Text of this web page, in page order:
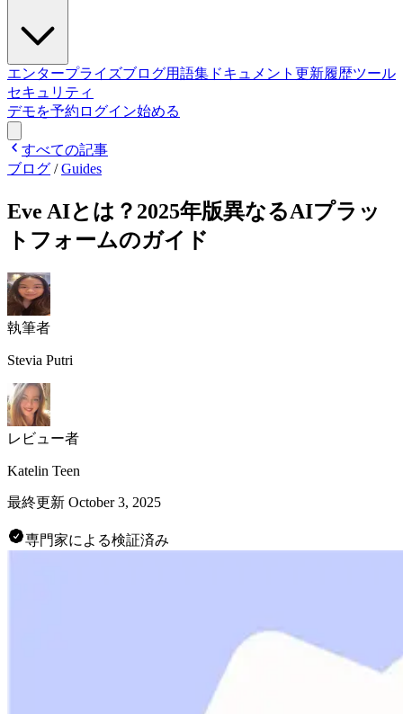
エンタープライズブログ用語集 ドキュメント 更新履歴ツール
セキュリティ
デモを予約 ログイン始める
すべての記事
ブログ /Guides
Eve AIとは？2025年版異なるAIプラッ
トフォームのガイド
執筆者
Stevia Putri
レビュー者
Katelin Teen
最終更新 October 3, 2025
専門家による検証済み